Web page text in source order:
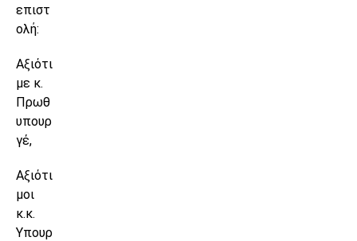
επιστ
ολή:
Αξιότι
με κ.
Πρωθ
υπουρ
γέ,
Αξιότι
μοι
κ.κ.
Υπουρ